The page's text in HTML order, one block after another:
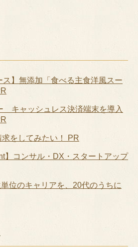
ス】無添加「食べる主食洋風スー
キャッシュレス決済端末を導入
をしてみたい！ PR
】コンサル・DX・スタートアップ
位のキャリアを、20代のうちに